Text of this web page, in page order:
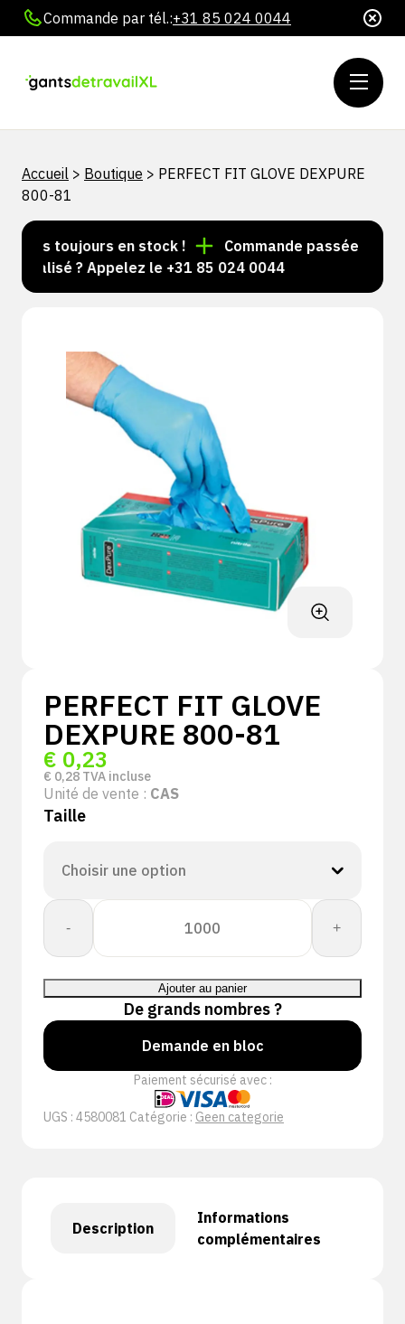
Commande par tél.:+31 85 024 0044
Accueil > Boutique > PERFECT FIT GLOVE DEXPURE
800-81
toujours en stock !
Commande passée avant
? Appelez le +31 85 024 0044
PERFECT FIT GLOVE
DEXPURE 800-81
€ 0,23
€ 0,28 TVA incluse
Unité de vente : CAS
Taille
-
quantité
PERFECT
FIT
GLOVE
DEXPURE
800-
81
+
Ajouter au panier
De grands nombres ?
Demande en bloc
Paiement sécurisé avec :
UGS : 4580081 Catégorie : Geen categorie
Description
Informations
complémentaires